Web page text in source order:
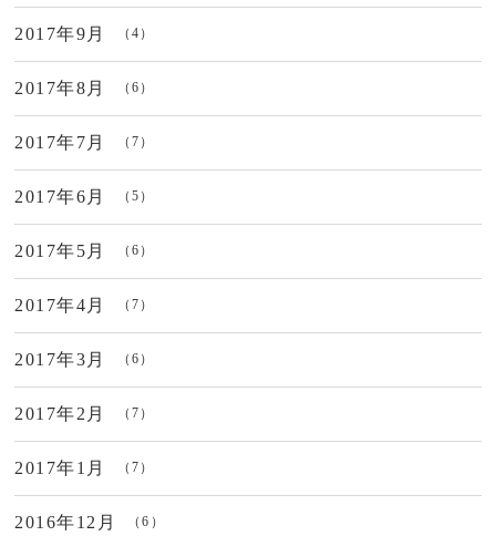
2017年9月 （4）
2017年8月 （6）
2017年7月 （7）
2017年6月 （5）
2017年5月 （6）
2017年4月 （7）
2017年3月 （6）
2017年2月 （7）
2017年1月 （7）
2016年12月 （6）